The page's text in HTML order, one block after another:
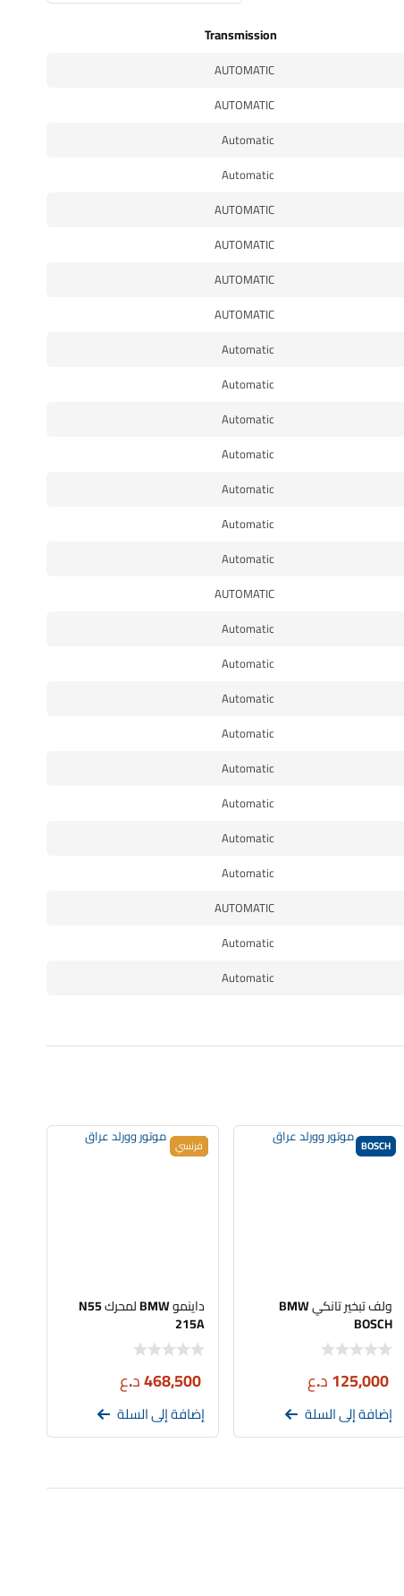
Transmission
AUTOMATIC
AUTOMATIC
Automatic
Automatic
AUTOMATIC
AUTOMATIC
AUTOMATIC
AUTOMATIC
Automatic
Automatic
Automatic
Automatic
Automatic
Automatic
Automatic
AUTOMATIC
Automatic
Automatic
Automatic
Automatic
Automatic
Automatic
Automatic
Automatic
AUTOMATIC
Automatic
Automatic
BOSCH
ولف تبخير تانكي BMW
BOSCH
125,000د.ع
إضافة إلى السلة
جديد
فرنسي
داينمو BMW لمحرك N55
215A
468,500د.ع
إضافة إلى السلة